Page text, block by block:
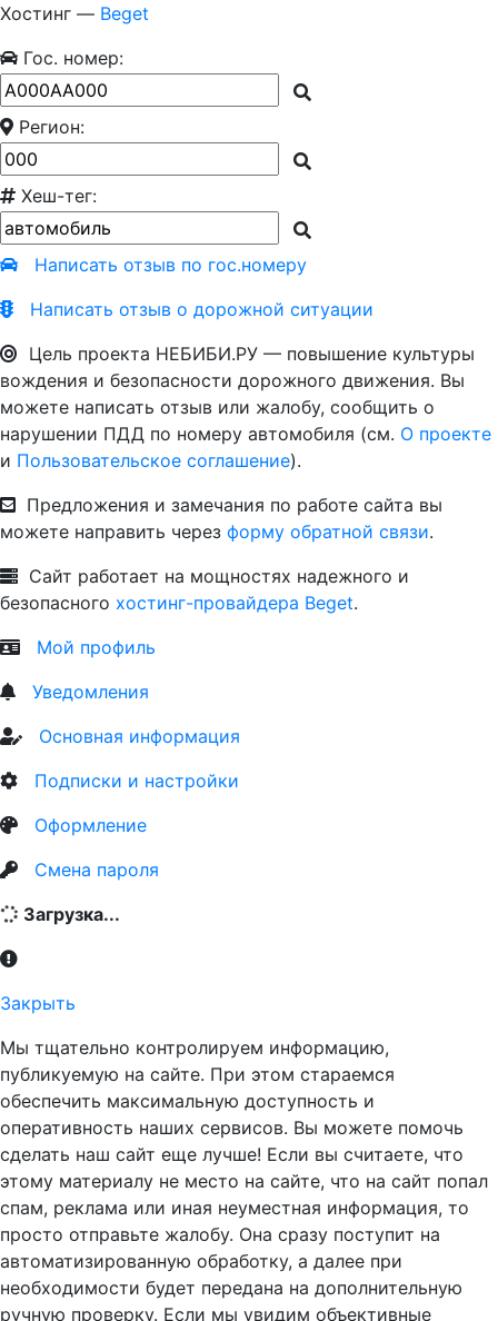
Хостинг — Beget
Гос. номер:
Регион:
Хеш-тег:
Написать отзыв по гос.номеру
Написать отзыв о дорожной ситуации
Цель проекта НЕБИБИ.РУ — повышение культуры
вождения и безопасности дорожного движения. Вы
можете написать отзыв или жалобу, сообщить о
нарушении ПДД по номеру автомобиля (см. О проекте
и Пользовательское соглашение).
Предложения и замечания по работе сайта вы
можете направить через форму обратной связи.
Сайт работает на мощностях надежного и
безопасного хостинг-провайдера Beget.
Мой профиль
Уведомления
Основная информация
Подписки и настройки
Оформление
Смена пароля
Загрузка...
Закрыть
Мы тщательно контролируем информацию,
публикуемую на сайте. При этом стараемся
обеспечить максимальную доступность и
оперативность наших сервисов. Вы можете помочь
сделать наш сайт еще лучше! Если вы считаете, что
этому материалу не место на сайте, что на сайт попал
спам, реклама или иная неуместная информация, то
просто отправьте жалобу. Она сразу поступит на
автоматизированную обработку, а далее при
необходимости будет передана на дополнительную
ручную проверку. Если мы увидим объективные